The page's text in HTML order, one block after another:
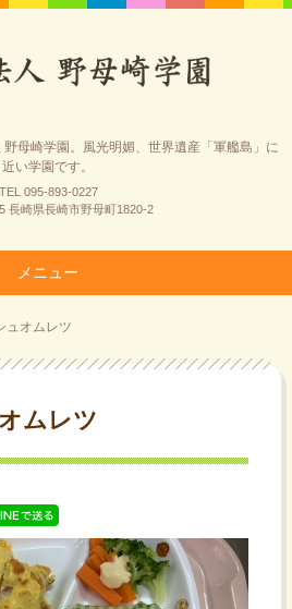
母崎学園。風光明媚、世界遺産「軍艦島」に
近い学園です。
TEL 095-893-0227
長崎県長崎市野母町1820-2
メニュー
ュオムレツ
ムレツ